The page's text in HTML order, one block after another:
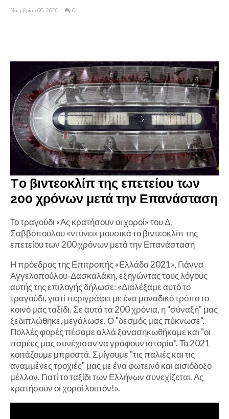
Νοεμβρίου 06, 2020 0
Tο βιντεοκλίπ της επετείου των
200 χρόνων μετά την Επανάσταση
Το τραγούδι «Ας κρατήσουν οι χοροί» του Δ.
Σαββόπουλου «ντύνει» μουσικά το βιντεοκλίπ της
επετείου των 200 χρόνων μετά την Επανάσταση
Η πρόεδρος της Επιτροπής «Ελλάδα 2021», Γιάννα
Αγγελοπούλου-Δασκαλάκη, εξηγώντας τους λόγους
αυτής της επιλογής δήλωσε: «Διαλέξαμε αυτό το
τραγούδι, γιατί περιγράφει με ένα μοναδικό τρόπο το
κοινό μας ταξίδι. Σε αυτά τα 200 χρόνια, η "σύναξή" μας
ξεδιπλώθηκε, μεγάλωσε. Ο "δεσμός μας πύκνωσε".
Πολλές φορές πέσαμε αλλά ξανασηκωθήκαμε και "οι
παρέες μας συνέχισαν να γράφουν ιστορία". Το 2021
κοιτάζουμε μπροστά. Σμίγουμε "τις παλιές και τις
αναμμένες τροχιές" μας με ένα φωτεινό και αισιόδοξο
μέλλον. Γιατί το ταξίδι των Ελλήνων συνεχίζεται. Ας
κρατήσουν οι χοροί λοιπόν!».